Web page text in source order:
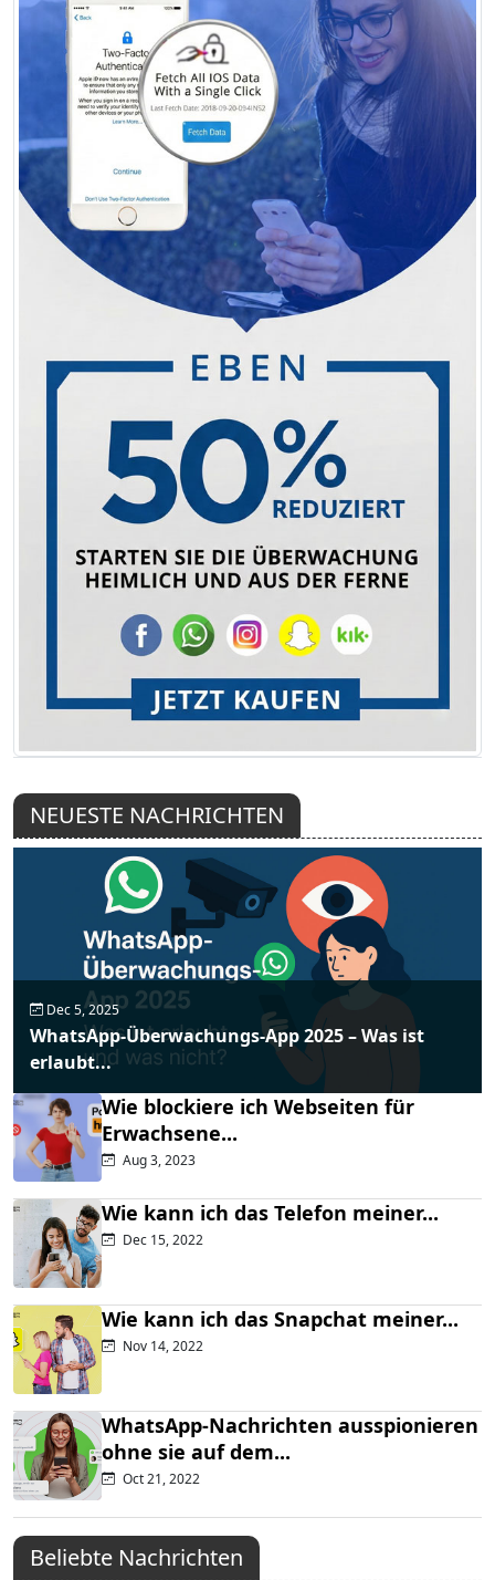
NEUESTE NACHRICHTEN
Dec 5, 2025
WhatsApp-Überwachungs-App 2025 – Was ist
erlaubt...
Wie blockiere ich Webseiten für
Erwachsene...
Aug 3, 2023
Wie kann ich das Telefon meiner...
Dec 15, 2022
Wie kann ich das Snapchat meiner...
Nov 14, 2022
WhatsApp-Nachrichten ausspionieren
ohne sie auf dem...
Oct 21, 2022
Beliebte Nachrichten